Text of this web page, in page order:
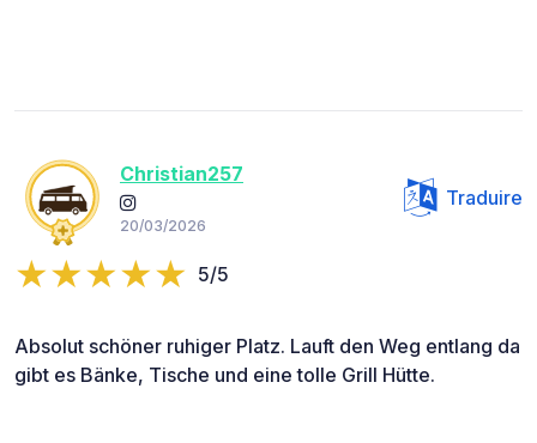
Christian257
20/03/2026
Traduire
5/5
Absolut schöner ruhiger Platz. Lauft den Weg entlang da
gibt es Bänke, Tische und eine tolle Grill Hütte.